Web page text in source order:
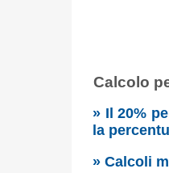
Calcolo
» Il 20%
la
» Calcoli